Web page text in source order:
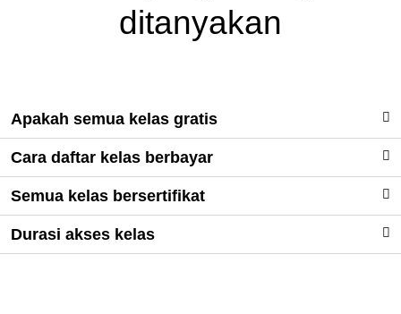
ditanyakan
Apakah semua kelas gratis
Cara daftar kelas berbayar
Semua kelas bersertifikat
Durasi akses kelas